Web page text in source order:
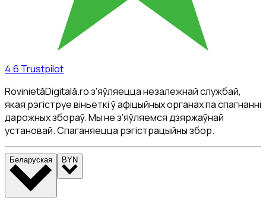
4.6 Trustpilot
RovinietăDigitală.ro з'яўляецца незалежнай службай,
якая рэгіструе віньеткі ў афіцыйных органах па спагнанні
дарожных збораў. Мы не з'яўляемся дзяржаўнай
установай. Спаганяецца рэгістрацыйны збор.
Беларуская BYN